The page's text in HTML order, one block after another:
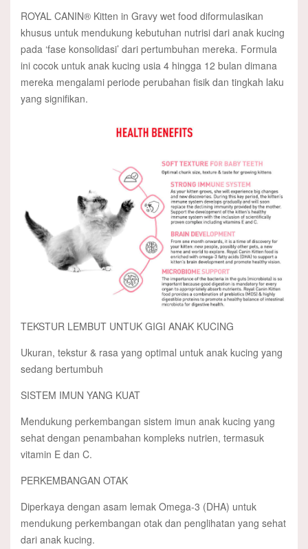
ROYAL CANIN® Kitten in Gravy wet food diformulasikan
khusus untuk mendukung kebutuhan nutrisi dari anak kucing
pada ‘fase konsolidasi’ dari pertumbuhan mereka. Formula
ini cocok untuk anak kucing usia 4 hingga 12 bulan dimana
mereka mengalami periode perubahan fisik dan tingkah laku
yang signifikan.
TEKSTUR LEMBUT UNTUK GIGI ANAK KUCING
Ukuran, tekstur & rasa yang optimal untuk anak kucing yang
sedang bertumbuh
SISTEM IMUN YANG KUAT
Mendukung perkembangan sistem imun anak kucing yang
sehat dengan penambahan kompleks nutrien, termasuk
vitamin E dan C.
PERKEMBANGAN OTAK
Diperkaya dengan asam lemak Omega-3 (DHA) untuk
mendukung perkembangan otak dan penglihatan yang sehat
dari anak kucing.